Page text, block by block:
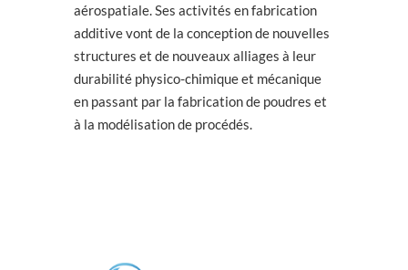
aérospatiale. Ses activités en fabrication
additive vont de la conception de nouvelles
structures et de nouveaux alliages à leur
durabilité physico-chimique et mécanique
en passant par la fabrication de poudres et
à la modélisation de procédés.